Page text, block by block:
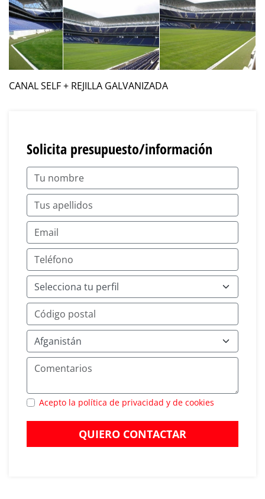
CANAL SELF + REJILLA GALVANIZADA
Solicita presupuesto/información
Acepto la política de privacidad y de cookies
QUIERO CONTACTAR